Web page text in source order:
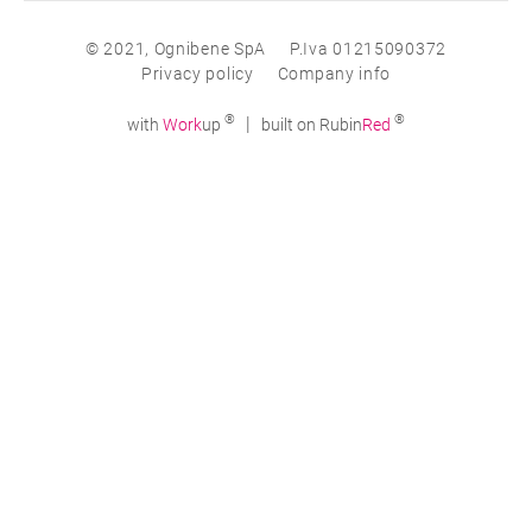
© 2021, Ognibene SpA
P.Iva 01215090372
Privacy policy
Company info
with Workup ® | built on RubinRed ®